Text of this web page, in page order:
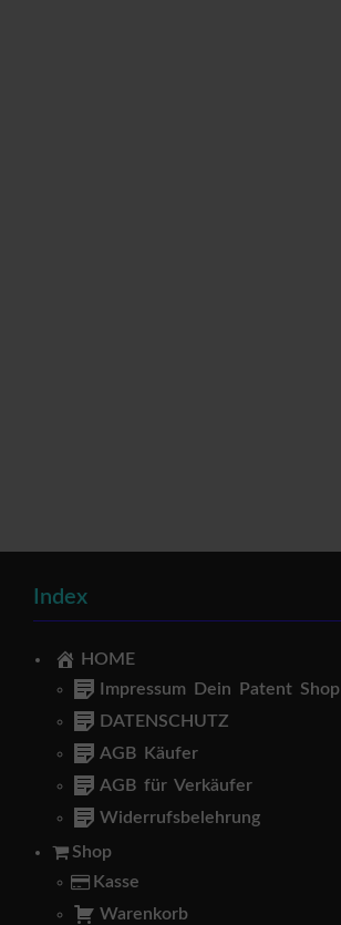
Index
HOME
Impressum Dein Patent Shop
DATENSCHUTZ
AGB Käufer
AGB für Verkäufer
Widerrufsbelehrung
Shop
Kasse
Warenkorb